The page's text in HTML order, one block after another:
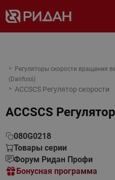
Регуляторы скорости вращения
(Danfoss)
ACCSCS Регулятор скорости
ACCSCS
080G0218
Товары серии
Форум Ридан Профи
Бонусная программа